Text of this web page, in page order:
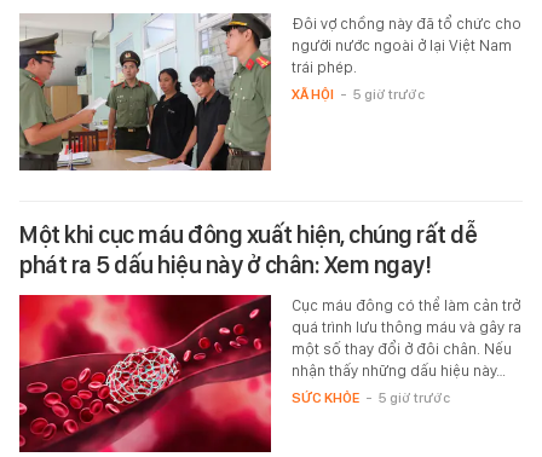
Đôi vợ chồng này đã tổ chức cho
người nước ngoài ở lại Việt Nam
trái phép.
XÃ HỘI - 5 giờ trước
Một khi cục máu đông xuất hiện, chúng rất dễ
phát ra 5 dấu hiệu này ở chân: Xem ngay!
Cục máu đông có thể làm cản trở
quá trình lưu thông máu và gây ra
một số thay đổi ở đôi chân. Nếu
nhận thấy những dấu hiệu này…
SỨC KHỎE - 5 giờ trước